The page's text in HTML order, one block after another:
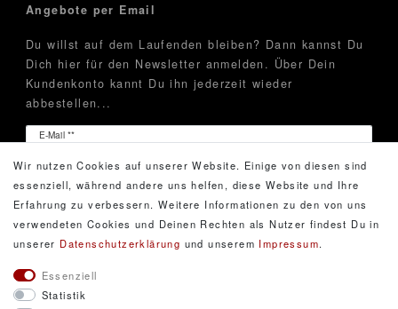
Angebote per Email
Du willst auf dem Laufenden bleiben? Dann kannst Du
Dich hier für den Newsletter anmelden. Über Dein
Kundenkonto kannt Du ihn jederzeit wieder
abbestellen...
E-Mail **
Newsletter
Hiermit bestätige ich, dass ich die
Daten­schutz­erklärung
gelesen habe. Meine Einwilligung kann ich jederzeit
widerrufen.**
Wir nutzen Cookies auf unserer Website. Einige von diesen sind
essenziell, während andere uns helfen, diese Website und Ihre
Erfahrung zu verbessern. Weitere Informationen zu den von uns
verwendeten Cookies und Deinen Rechten als Nutzer findest Du in
unserer Daten­schutz­erklärung und unserem Impressum.
Essenziell
Statistik